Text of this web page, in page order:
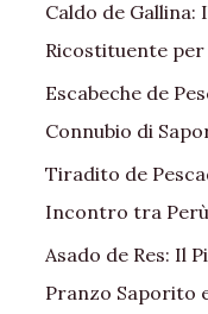
Caldo de Gallina:
Ricostituente per
Escabeche de
Connubio di
Tiradito de
Incontro tra
Asado de Res: Il
Pranzo Saporito